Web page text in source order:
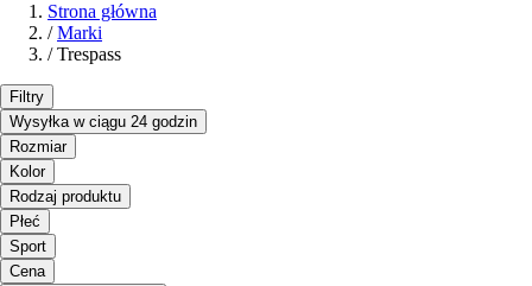
Strona główna
/ Marki
/ Trespass
Filtry
Wysyłka w ciągu 24 godzin
Rozmiar
Kolor
Rodzaj produktu
Płeć
Sport
Cena